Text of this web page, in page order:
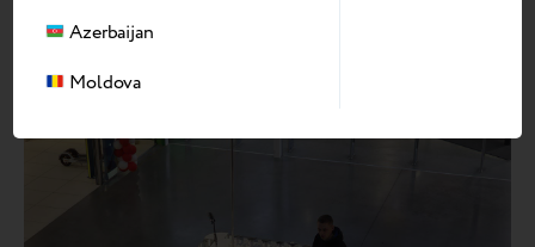
масштабировать в Украине, Казахстане и Грузии.
Azerbaijan
Moldova